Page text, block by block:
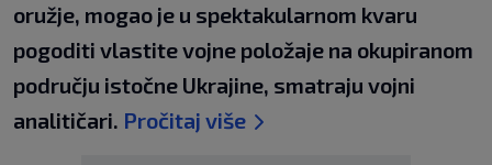
oružje, mogao je u spektakularnom kvaru
pogoditi vlastite vojne položaje na okupiranom
području istočne Ukrajine, smatraju vojni
analitičari. Pročitaj više